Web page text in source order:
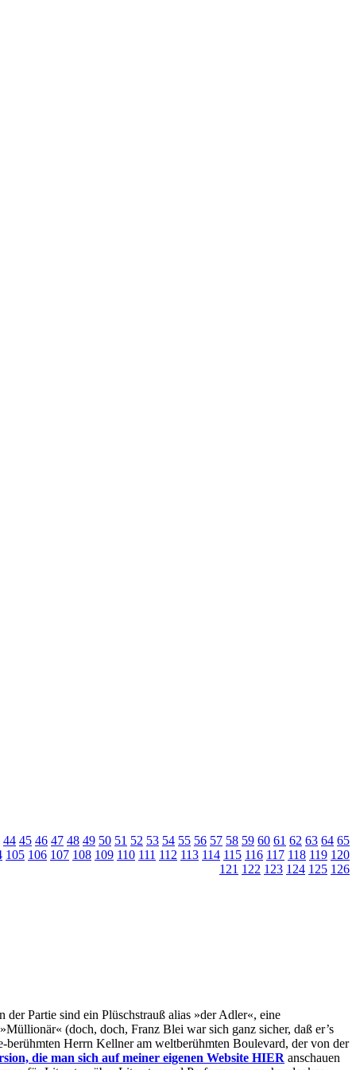
44 45 46 47 48 49 50 51 52 53 54 55 56 57 58 59 60 61 62 63 64 65
105 106 107 108 109 110 111 112 113 114 115 116 117 118 119 120
121 122 123 124 125 126
Partie sind ein Plüschstrauß alias »der Adler«, eine
(doch, doch, Franz Blei war sich ganz sicher, daß er’s
berühmten Herrn Kellner am weltberühmten Boulevard, der von der
die man sich auf meiner eigenen Website HIER anschauen